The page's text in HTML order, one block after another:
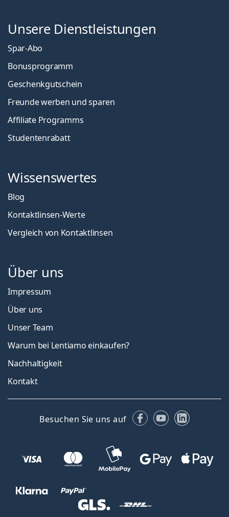
Unsere Dienstleistungen
Spar-Abo
Bonusprogramm
Geschenkgutschein
Freunde werben und sparen
Affiliate Programms
Studentenrabatt
Wissenswertes
Blog
Kontaktlinsen-Werte
Vergleich von Kontaktlinsen
Über uns
Impressum
Über uns
Unser Team
Warum bei Lentiamo einkaufen?
Nachhaltigkeit
Kontakt
Besuchen Sie uns auf Facebook
YouTubeLinkedIn